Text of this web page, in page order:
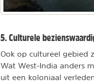
5. Culturele
Ook op cultureel gebied
Wat West-India anders
uit een koloniaal